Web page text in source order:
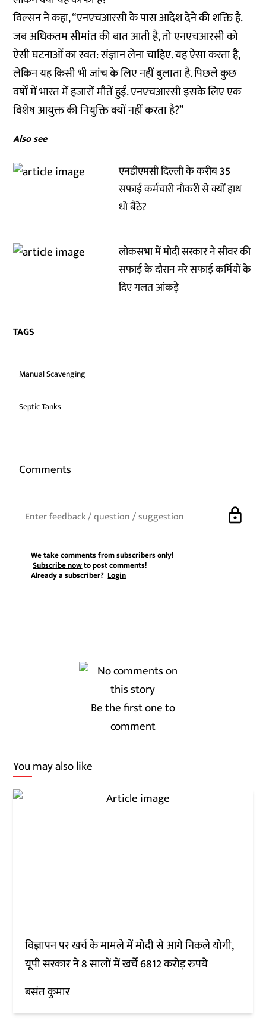
विल्सन ने कहा, “एनएचआरसी के पास आदेश देने की शक्ति है.
जब अधिकतम सीमांत की बात आती है, तो एनएचआरसी को
ऐसी घटनाओं का स्वत: संज्ञान लेना चाहिए. यह ऐसा करता है,
लेकिन यह किसी भी जांच के लिए नहीं बुलाता है. पिछले कुछ
वर्षों में भारत में हजारों मौतें हुईं. एनएचआरसी इसके लिए एक
विशेष आयुक्त की नियुक्ति क्यों नहीं करता है?”
Also see
एनडीएमसी दिल्ली के करीब 35
सफाई कर्मचारी नौकरी से क्यों हाथ
धो बैठे?
लोकसभा में मोदी सरकार ने सीवर की
सफाई के दौरान मरे सफाई कर्मियों के
दिए गलत आंकड़े
TAGS
Manual Scavenging
Septic Tanks
Comments
lock
We take comments from subscribers only!
Subscribe nowto post comments!
Already a subscriber?Login
Be the first one to
comment
You may also like
विज्ञापन पर खर्च के मामले में मोदी से आगे निकले योगी,
यूपी सरकार ने 8 सालों में खर्चे 6812 करोड़ रुपये
बसंत कुमार